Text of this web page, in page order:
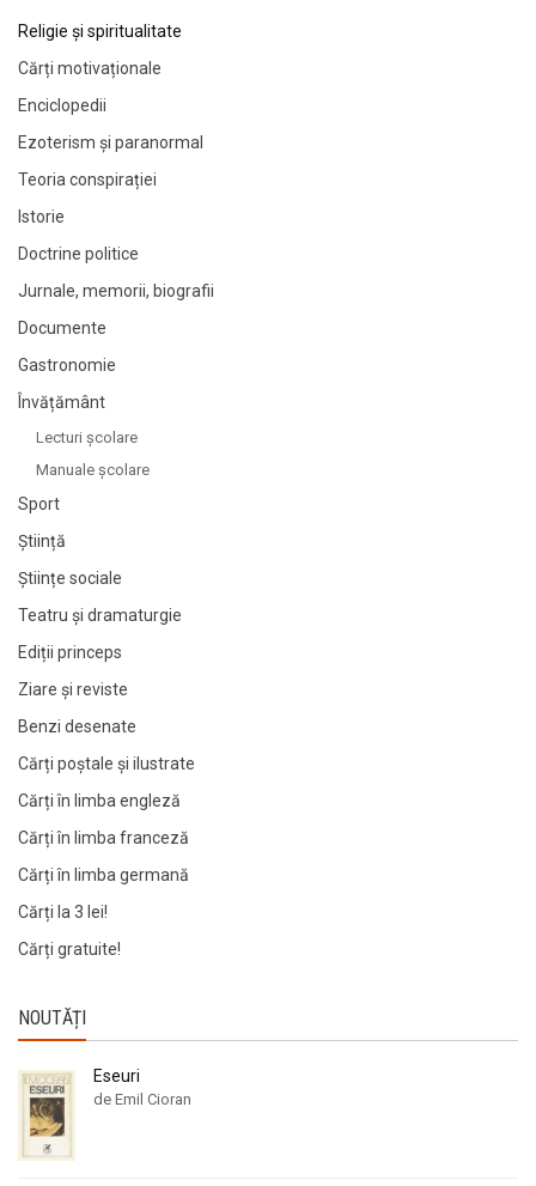
Religie și spiritualitate
Cărți motivaționale
Enciclopedii
Ezoterism și paranormal
Teoria conspirației
Istorie
Doctrine politice
Jurnale, memorii, biografii
Documente
Gastronomie
Învățământ
Lecturi şcolare
Manuale şcolare
Sport
Știință
Științe sociale
Teatru și dramaturgie
Ediții princeps
Ziare şi reviste
Benzi desenate
Cărți poștale și ilustrate
Cărți în limba engleză
Cărți în limba franceză
Cărți în limba germană
Cărți la 3 lei!
Cărți gratuite!
NOUTĂȚI
Eseuri
de Emil Cioran